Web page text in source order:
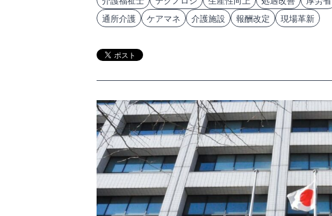
通所介護
ケアマネ 介護施設 報酬改定 現場革新